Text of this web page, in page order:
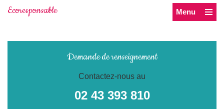
Ecoresponsable Menu
Demande de renseignement
Contactez-nous au
02 43 393 810